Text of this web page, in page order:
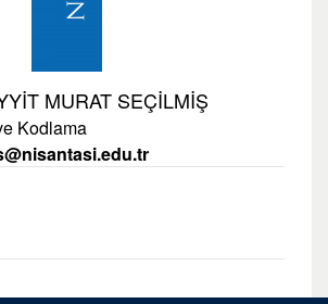
MURAT SEÇİLMİŞ
Kodlama